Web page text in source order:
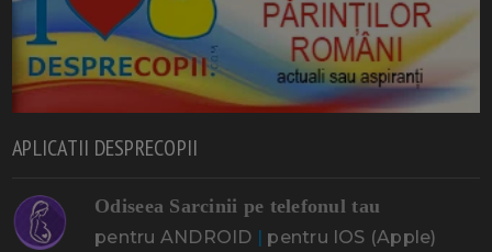
APLICATII DESPRECOPII
Odiseea Sarcinii pe telefonul tau
pentru ANDROID | pentru IOS (Apple)